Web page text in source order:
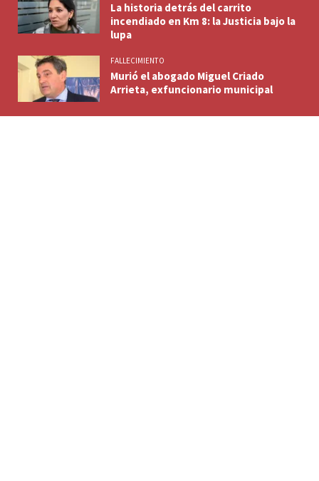
La historia detrás del carrito
incendiado en Km 8: la Justicia bajo la
lupa
FALLECIMIENTO
Murió el abogado Miguel Criado
Arrieta, exfuncionario municipal